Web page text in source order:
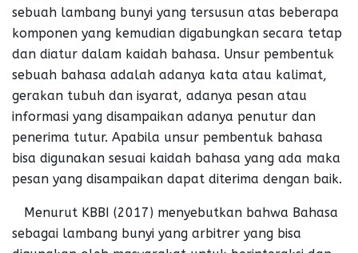
sebuah lambang bunyi yang tersusun atas beberapa
komponen yang kemudian digabungkan secara tetap
dan diatur dalam kaidah bahasa. Unsur pembentuk
sebuah bahasa adalah adanya kata atau kalimat,
gerakan tubuh dan isyarat, adanya pesan atau
informasi yang disampaikan adanya penutur dan
penerima tutur. Apabila unsur pembentuk bahasa
bisa digunakan sesuai kaidah bahasa yang ada maka
pesan yang disampaikan dapat diterima dengan baik.
Menurut KBBI (2017) menyebutkan bahwa Bahasa
sebagai lambang bunyi yang arbitrer yang bisa